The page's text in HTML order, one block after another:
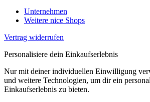
Unternehmen
Weitere nice Shops
Vertrag widerrufen
Personalisiere dein Einkaufserlebnis
Nur mit deiner individuellen Einwilligung
und weitere Technologien, um dir ein
Einkaufserlebnis zu bieten.